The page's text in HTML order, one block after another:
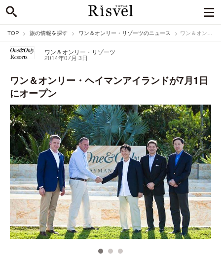
TOP 旅の情報を探す ワン＆オンリー・リゾーツのニュース ワン＆オンリー・ヘイマンアイランドが7月1日にオープン
ワン＆オンリー・リゾーツ
2014年07月 3日
ワン＆オンリー・ヘイマンアイランドが7月1日
にオープン